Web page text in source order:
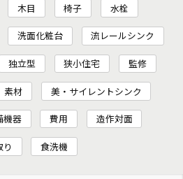
木目 椅子 水栓
洗面化粧台 流レールシンク
独立型 狭小住宅 監修
素材 美・サイレントシンク
機器 費用 造作対面
食洗機